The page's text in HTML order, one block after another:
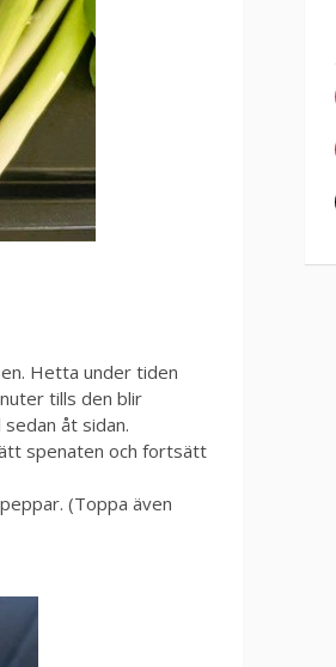
Hetta under tiden
tills den blir
åt sidan.
spenaten och fortsätt
(Toppa även